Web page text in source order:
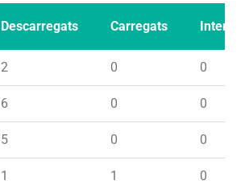
Descarregats Carregats Intents
2 0 0
6 0 0
5 0 0
1 1 0